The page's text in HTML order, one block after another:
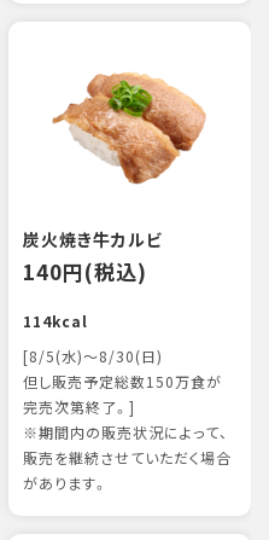
炭火焼き牛カルビ
140円(税込)
114kcal
[8/5(水)～8/30(日)
但し販売予定総数150万食が
完売次第終了。]
※期間内の販売状況によって、
販売を継続させていただく場合
があります。